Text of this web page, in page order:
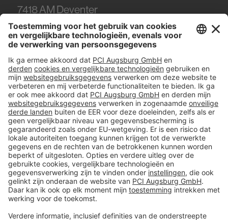
7418AM Deventer
Tel. 0570 - 50 38 30
#PCI
Colofon